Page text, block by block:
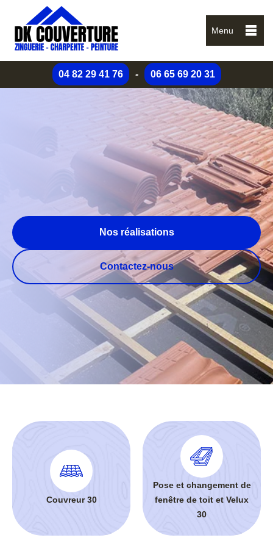
Menu
04 82 29 41 76 - 06 65 69 20 31
Nos réalisations
Contactez-nous
Couvreur 30
Pose et changement de
fenêtre de toit et Velux
30